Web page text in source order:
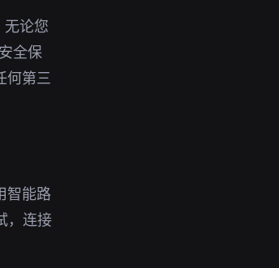
无论您
全保
何第三
智能路
，连接